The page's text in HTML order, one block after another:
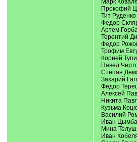
Марк
Прокофий
Тит Руденко
Федор
Артем
Терентий
Федор
Трофим
Корней
Павел
Степан
Захарий
Федор
Алексей
Никита
Кузьма
Василий
Иван
Мина
Иван